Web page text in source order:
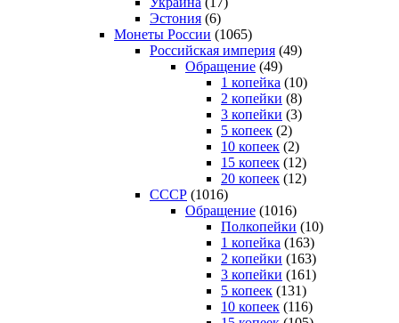
Эстония (6)
Монеты России (1065)
Российская империя (49)
Обращение (49)
1 копейка (10)
2 копейки (8)
3 копейки (3)
5 копеек (2)
10 копеек (2)
15 копеек (12)
20 копеек (12)
СССР (1016)
Обращение (1016)
Полкопейки (10)
1 копейка (163)
2 копейки (163)
3 копейки (161)
5 копеек (131)
10 копеек (116)